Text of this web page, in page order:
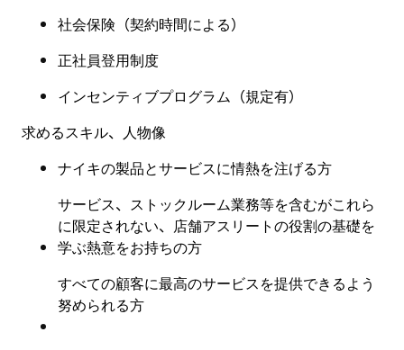
社会保険 （契約時間による）
正社員登用制度
インセンティブプログラム（規定有）
求めるスキル、人物像
ナイキの製品とサービスに情熱を注げる方
サービス、ストックルーム業務等を含むがこれら
に限定されない、店舗アスリートの役割の基礎を
学ぶ熱意をお持ちの方
すべての顧客に最高のサービスを提供できるよう
努められる方